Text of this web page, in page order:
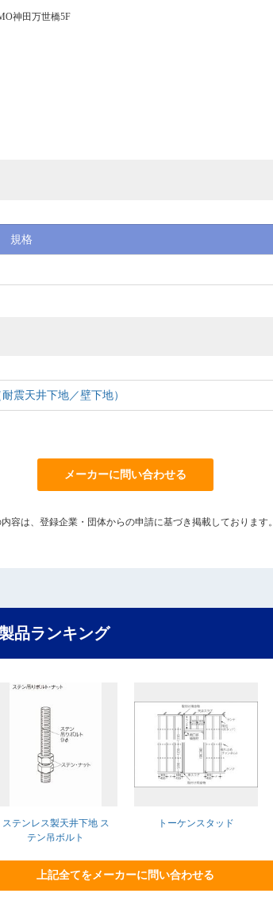
神田万世橋5F
規格
震天井下地／壁下地）
メーカーに問い合わせる
容は、登録企業・団体からの申請に基づき掲載しております。
品ランキング
ステンレス製天井下地 ス
テン吊ボルト
トーケンスタッド
上記全てをメーカーに問い合わせる